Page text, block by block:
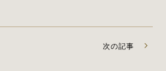
次の記事